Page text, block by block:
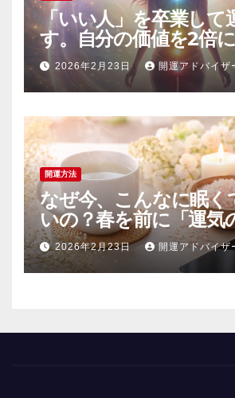
「いい人」を卒業して
す。自分の価値を2倍
の「エネルギーの安売
令
2026年2月23日 開運アドバイザ
開運方法
なぜ今、こんなに眠く
いの？春を前に「運気
クス」を成功させる3
2026年2月23日 開運アドバイザ